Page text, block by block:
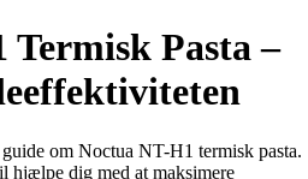
Termisk Pasta –
om Noctua NT-H1 termisk pasta.
hjælpe dig med at maksimere